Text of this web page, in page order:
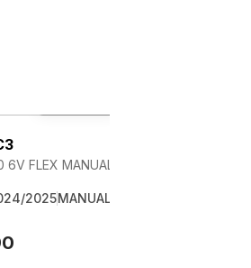
6V FLEX MANUAL
2025MANUAL